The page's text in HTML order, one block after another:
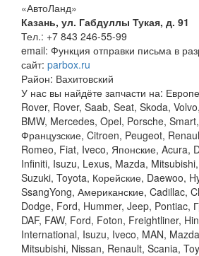
«АвтоЛанд»
Казань, ул. Габдуллы Тукая, д. 91
Тел.: +7 843 246-55-99
email: Функция отправки письма в
сайт: parbox.ru
Район: Вахитовский
У нас вы найдёте запчасти на:
Rover, Rover, Saab, Seat, Skoda,
BMW, Mercedes, Opel, Porsche,
Французские, Citroen, Peugeot,
Romeo, Fiat, Iveco, Японские, Acura,
Infiniti, Isuzu, Lexus, Mazda,
Suzuki, Toyota, Корейские, Daewoo,
SsangYong, Американские, Cadillac,
Dodge, Ford, Hummer, Jeep, Pontiac,
DAF, FAW, Ford, Foton, Freightliner,
International, Isuzu, Iveco, MAN,
Mitsubishi, Nissan, Renault, Scania,